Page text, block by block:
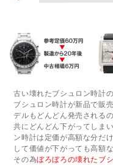
古い壊れたブシュロン時計
ブシュロン時計が新品で販
デルもどんどん発売される
共にどんどん下がってしま
ン時計は定価が高額な分だ
して価値が下がっても高額
その為ぼろぼろの壊れたブ